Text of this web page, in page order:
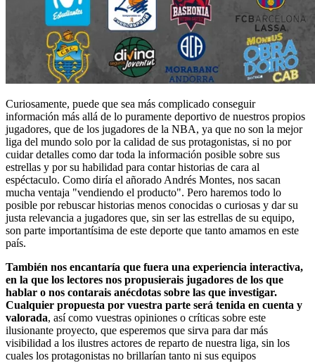
Curiosamente, puede que sea más complicado conseguir
información más allá de lo puramente deportivo de nuestros propios
jugadores, que de los jugadores de la NBA, ya que no son la mejor
liga del mundo solo por la calidad de sus protagonistas, si no por
cuidar detalles como dar toda la información posible sobre sus
estrellas y por su habilidad para contar historias de cara al
espéctaculo. Como diría el añorado Andrés Montes, nos sacan
mucha ventaja "vendiendo el producto". Pero haremos todo lo
posible por rebuscar historias menos conocidas o curiosas y dar su
justa relevancia a jugadores que, sin ser las estrellas de su equipo,
son parte importantísima de este deporte que tanto amamos en este
país.
También nos encantaría que fuera una experiencia interactiva,
en la que los lectores nos propusierais jugadores de los que
hablar o nos contarais anécdotas sobre las que investigar.
Cualquier propuesta por vuestra parte será tenida en cuenta y
valorada, así como vuestras opiniones o críticas sobre este
ilusionante proyecto, que esperemos que sirva para dar más
visibilidad a los ilustres actores de reparto de nuestra liga, sin los
cuales los protagonistas no brillarían tanto ni sus equipos